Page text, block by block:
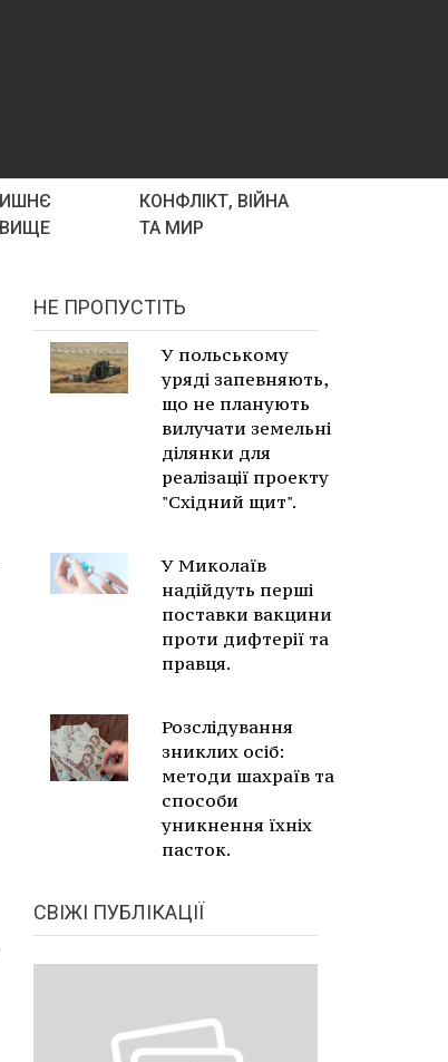
КОНФЛІКТ, ВІЙНА
ТА МИР
НЕ ПРОПУСТІТЬ
У польському
уряді запевняють,
що не планують
вилучати земельні
ділянки для
реалізації проекту
"Східний щит".
У Миколаїв
надійдуть перші
поставки вакцини
проти дифтерії та
правця.
Розслідування
зниклих осіб:
методи шахраїв та
способи
уникнення їхніх
пасток.
СВІЖІ ПУБЛІКАЦІЇ